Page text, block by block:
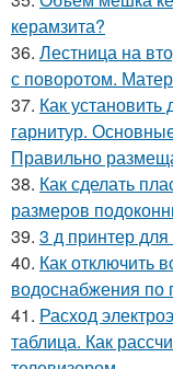
керамзита?
36. Лестница на
с поворотом.
37. Как
гарнитур.
Правильно
38. Как сделать
размеров
39. 3 д принтер
40. Как отключить
водоснабжения по
41. Расход
таблица. Как